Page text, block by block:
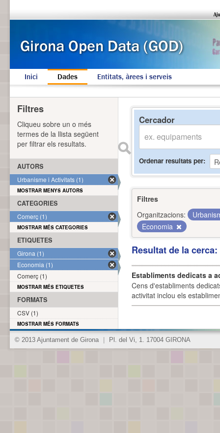
Inici Dades Entitats, àrees i serveis
Cercador
Ordenar resultats per
Filtres
Organitzacions:
Economia
Resultat de la
Establiments dedicats a
Cens d'establiments
activitat inclou els
Filtres
Cliqueu sobre un o més
termes de la llista següent
per filtrar els resultats.
AUTORS
Urbanisme i Activitats (1)
MOSTRAR MENYS AUTORS
CATEGORIES
Comerç (1)
MOSTRAR MÉS CATEGORIES
ETIQUETES
Girona (1)
Economia (1)
Comerç (1)
MOSTRAR MÉS ETIQUETES
FORMATS
CSV (1)
MOSTRAR MÉS FORMATS
© 2013 Ajuntament de Girona Pl. del Vi, 1. 17004 GIRONA